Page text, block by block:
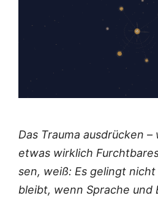
Das Trau­ma aus­drü­cken
etwas wirk­lich
sen, weiß: Es gelingt
bleibt, wenn Spra­che und